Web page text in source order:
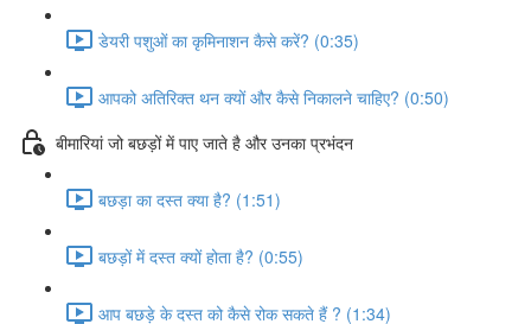
डेयरी पशुओं का कृमिनाशन कैसे करें? (0:35)
आपको अतिरिक्त थन क्यों और कैसे निकालने चाहिए? (0:50)
बीमारियां जो बछड़ों में पाए जाते है और उनका प्रभंदन
बछड़ा का दस्त क्या है? (1:51)
बछड़ों में दस्त क्यों होता है? (0:55)
आप बछड़े के दस्त को कैसे रोक सकते हैं ? (1:34)